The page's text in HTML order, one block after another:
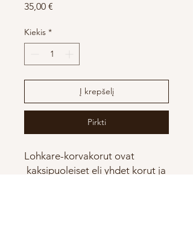
35,00 €
Kiekis *
Į krepšelį
Pirkti
Lohkare-korvakorut ovat
kaksipuoleiset eli yhdet korut ja